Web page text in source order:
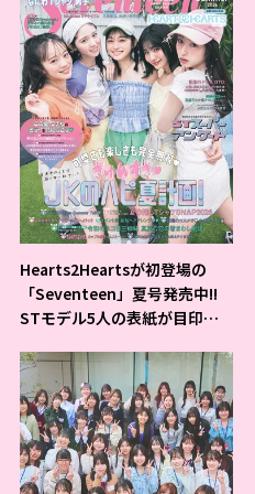
Hearts2Heartsが初登場の
「Seventeen」夏号発売中!!
STモデル5人の表紙が目印だ